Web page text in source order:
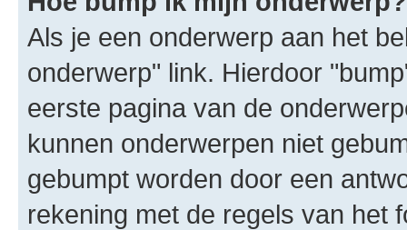
Als je een onderwerp aan het
onderwerp" link. Hierdoor
eerste pagina van de
kunnen onderwerpen niet
gebumpt worden door een
rekening met de regels van het